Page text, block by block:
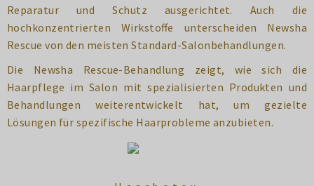
Reparatur und Schutz ausgerichtet. Auch die
hochkonzentrierten Wirkstoffe unterscheiden Newsha
Rescue von den meisten Standard-Salonbehandlungen.
Die Newsha Rescue-Behandlung zeigt, wie sich die
Haarpflege im Salon mit spezialisierten Produkten und
Behandlungen weiterentwickelt hat, um gezielte
Lösungen für spezifische Haarprobleme anzubieten.